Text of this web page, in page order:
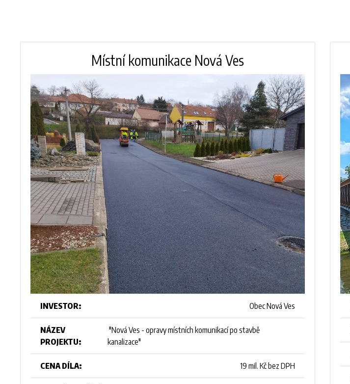
Místní komunikace Nová Ves
INVESTOR: Obec Nová Ves
NÁZEV
PROJEKTU:
"Nová Ves - opravy místních komunikací po stavbě
kanalizace"
CENA DÍLA: 19 mil. Kč bez DPH